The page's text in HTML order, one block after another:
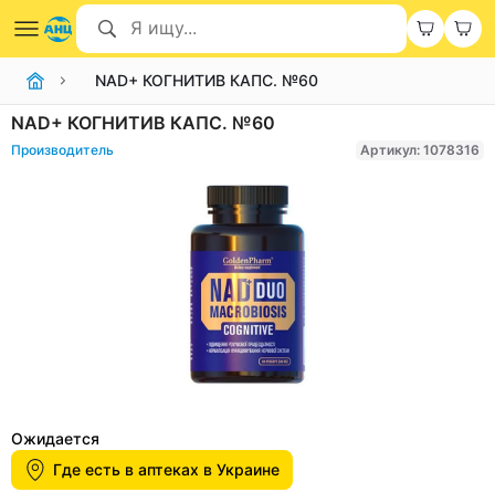
NAD+ КОГНИТИВ КАПС. №60
NAD+ КОГНИТИВ КАПС. №60
Производитель Артикул: 1078316
1
of
1
Ожидается
Где есть в аптеках в Украине